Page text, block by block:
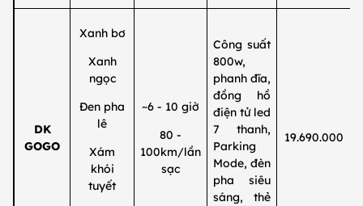
DK
GOGO
Xanh bơ
Xanh
ngọc
Đen pha
lê
Xám
khói
tuyết
~6 - 10 giờ
80 -
100km/lần
sạc
Công suất
800w,
phanh đĩa,
đồng hồ
điện tử led
7 thanh,
Parking
Mode, đèn
pha siêu
sáng, thẻ
19.690.000